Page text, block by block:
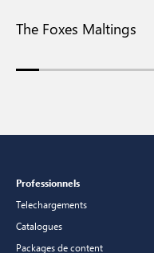
The Foxes Maltings
Professionnels
Telechargements
Catalogues
Packages de content